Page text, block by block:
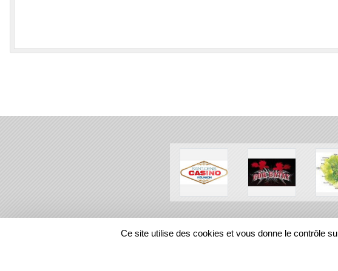
REGIONS
Ce site utilise des cookies et vous donne le contrôle